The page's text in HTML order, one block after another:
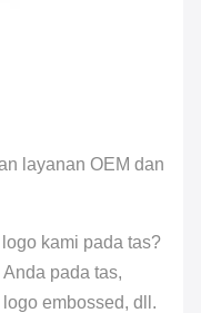
layanan OEM dan
kami pada tas?
pada tas,
embossed, dll.